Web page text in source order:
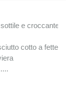
e croccante
cotto a fette
...